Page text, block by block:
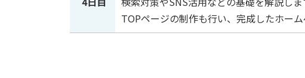
TOPページの制作も行い、完成したホー